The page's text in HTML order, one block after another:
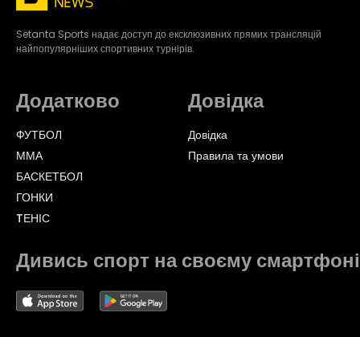
Setanta Sports надає доступ до ексклюзивних прямих трансляцій
найпопулярніших спортивних турнірів.
Додатково
ФУТБОЛ
ММА
БАСКЕТБОЛ
ГОНКИ
TЕНІС
Довідка
Довідка
Правила та умови
Дивись спорт на своєму смартфоні